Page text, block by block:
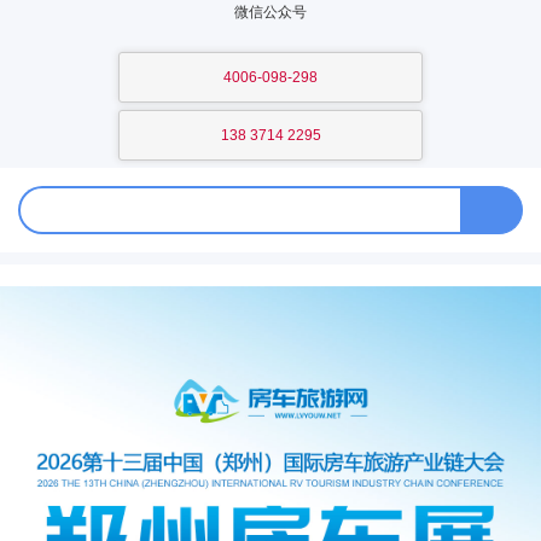
微信公众号
4006-098-298
138 3714 2295